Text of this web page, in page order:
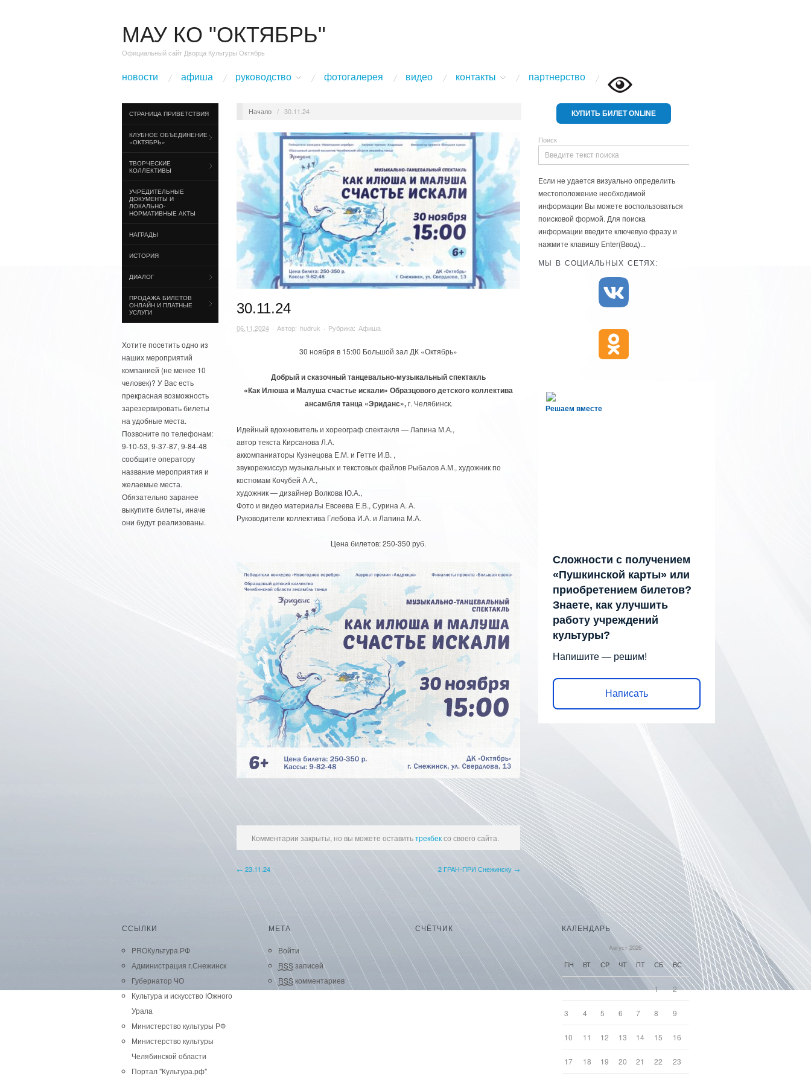
МАУ КО "ОКТЯБРЬ"
Официальный сайт Дворца Культуры Октябрь
новости афиша руководство фотогалерея видео контакты партнерство
СТРАНИЦА ПРИВЕТСТВИЯ
КЛУБНОЕ ОБЪЕДИНЕНИЕ
«ОКТЯБРЬ»
ТВОРЧЕСКИЕ
КОЛЛЕКТИВЫ
УЧРЕДИТЕЛЬНЫЕ
ДОКУМЕНТЫ И
ЛОКАЛЬНО-
НОРМАТИВНЫЕ АКТЫ
НАГРАДЫ
ИСТОРИЯ
ДИАЛОГ
ПРОДАЖА БИЛЕТОВ
ОНЛАЙН И ПЛАТНЫЕ
УСЛУГИ
Хотите посетить одно из
наших мероприятий
компанией (не менее 10
человек)? У Вас есть
прекрасная возможность
зарезервировать билеты
на удобные места.
Позвоните по телефонам:
9-10-53, 9-37-87, 9-84-48
сообщите оператору
название мероприятия и
желаемые места.
Обязательно заранее
выкупите билеты, иначе
они будут реализованы.
Начало / 30.11.24
30.11.24
06.11.2024 · Автор: hudruk · Рубрика: Афиша
30 ноября в 15:00 Большой зал ДК «Октябрь»
Добрый и сказочный танцевально-музыкальный спектакль
«Как Илюша и Малуша счастье искали» Образцового детского коллектива
ансамбля танца «Эриданс»,г. Челябинск.
Идейный вдохновитель и хореограф спектакля — Лапина М.А.,
автор текста Кирсанова Л.А.
аккомпаниаторы Кузнецова Е.М. и Гетте И.В. ,
звукорежиссур музыкальных и текстовых файлов Рыбалов А.М., художник по
костюмам Кочубей А.А.,
художник — дизайнер Волкова Ю.А.,
Фото и видео материалы Евсеева Е.В., Сурина А. А.
Руководители коллектива Глебова И.А. и Лапина М.А.
Цена билетов: 250-350 руб.
Комментарии закрыты, но вы можете оставитьтрекбексо своего сайта.
← 23.11.24 2 ГРАН-ПРИ Снежинску →
КУПИТЬ БИЛЕТ ONLINE
Поиск
Если не удается визуально определить
местоположение необходимой
информации Вы можете воспользоваться
поисковой формой. Для поиска
информации введите ключевую фразу и
нажмите клавишу Enter(Ввод)...
МЫ В СОЦИАЛЬНЫХ СЕТЯХ:
Решаем вместе
Сложности с получением
«Пушкинской карты» или
приобретением билетов?
Знаете, как улучшить
работу учреждений
культуры?
Напишите — решим!
Написать
ССЫЛКИ
PROКультура.РФ
Администрация г.Снежинск
Губернатор ЧО
Культура и искусство Южного
Урала
Министерство культуры РФ
Министерство культуры
Челябинской области
Портал "Культура.рф"
МЕТА
Войти
RSSзаписей
RSSкомментариев
СЧЁТЧИК КАЛЕНДАРЬ
Август 2026
ПН ВТ СР ЧТ ПТ СБ ВС
1 2
3 4 5 6 7 8 9
10 11 12 13 14 15 16
17 18 19 20 21 22 23